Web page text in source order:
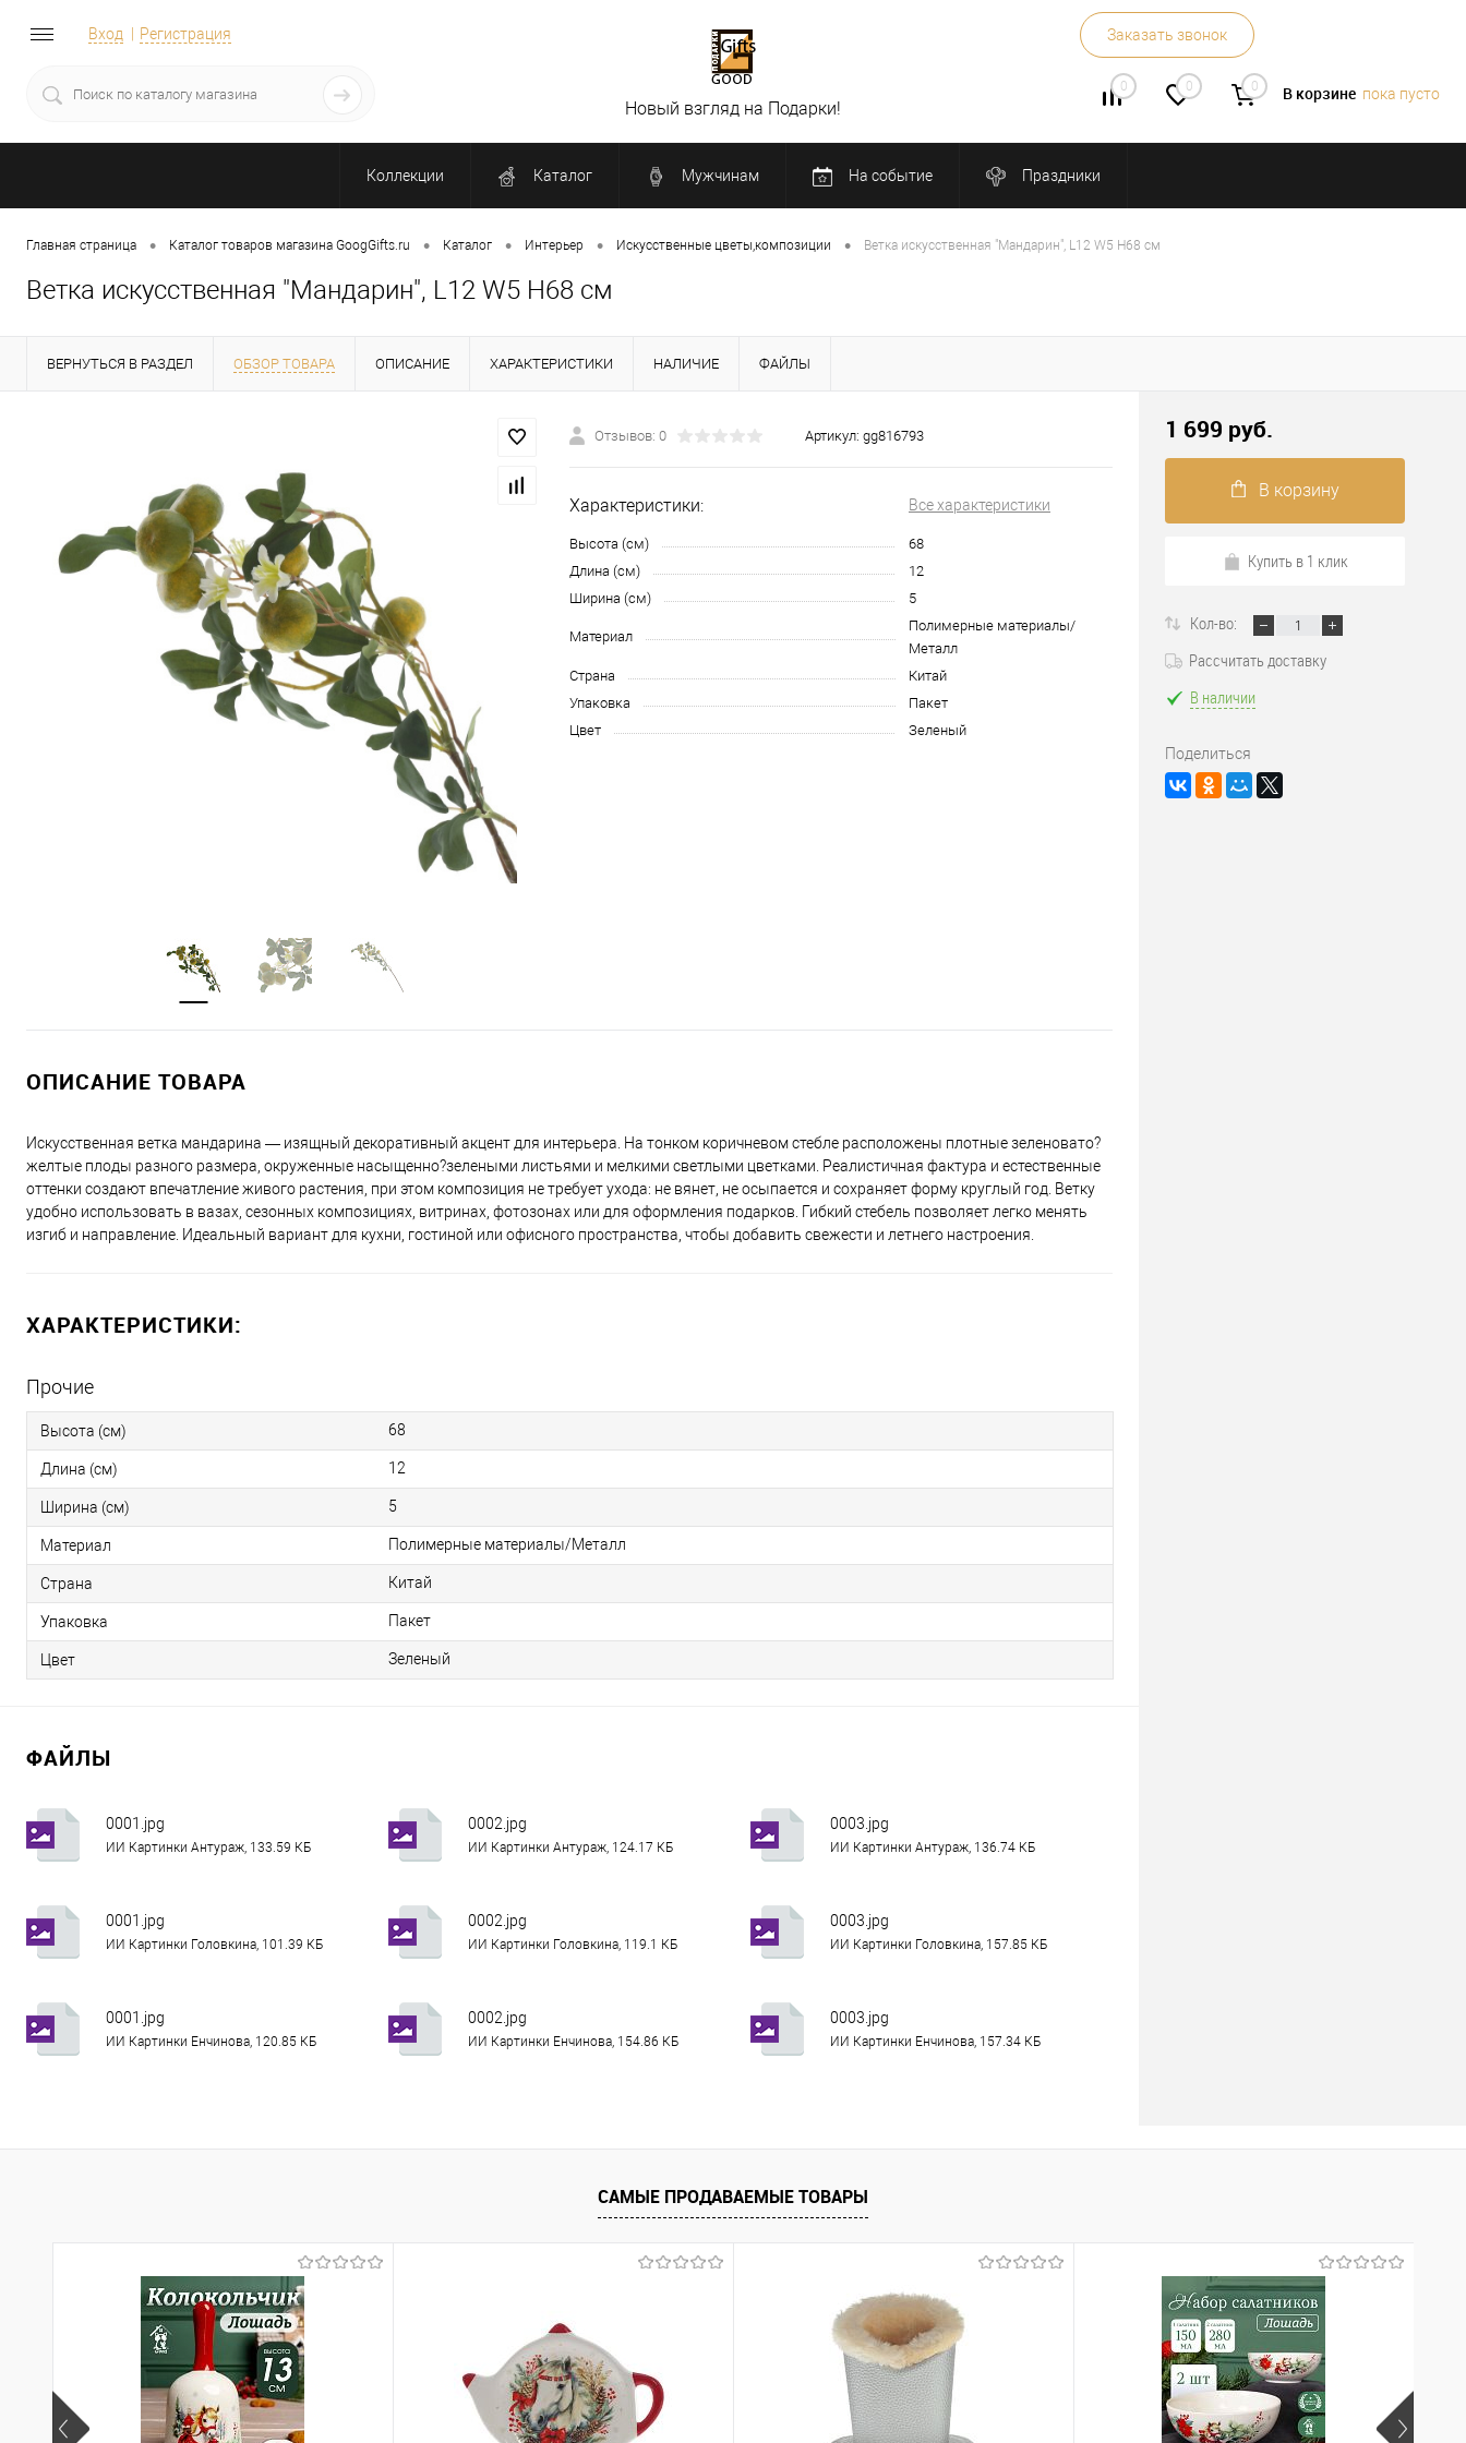
Вход Регистрация Заказать звонок
0 0 0 В корзине пока пусто
Новый взгляд на Подарки!
Коллекции Каталог Мужчинам На событие Праздники
Главная страница • Каталог товаров магазина GoogGifts.ru • Каталог • Интерьер • Искусственные цветы,композиции • Ветка искусственная "Мандарин", L12 W5 H68 см
Ветка искусственная "Мандарин", L12 W5 H68 см
ВЕРНУТЬСЯ В РАЗДЕЛ ОБЗОР ТОВАРА ОПИСАНИЕ ХАРАКТЕРИСТИКИ НАЛИЧИЕ ФАЙЛЫ
Отзывов: 0 Артикул: gg816793
Характеристики: Все характеристики
Высота (см)
68
Длина (см)
12
Ширина (см)
5
Материал
Полимерные материалы/
Металл
Страна
Китай
Упаковка
Пакет
Цвет
Зеленый
ОПИСАНИЕ ТОВАРА
Искусственная ветка мандарина — изящный декоративный акцент для интерьера. На тонком коричневом стебле расположены плотные зеленовато?
желтые плоды разного размера, окруженные насыщенно?зелеными листьями и мелкими светлыми цветками. Реалистичная фактура и естественные
оттенки создают впечатление живого растения, при этом композиция не требует ухода: не вянет, не осыпается и сохраняет форму круглый год. Ветку
удобно использовать в вазах, сезонных композициях, витринах, фотозонах или для оформления подарков. Гибкий стебель позволяет легко менять
изгиб и направление. Идеальный вариант для кухни, гостиной или офисного пространства, чтобы добавить свежести и летнего настроения.
ХАРАКТЕРИСТИКИ:
Прочие
Высота (см) 68
Длина (см) 12
Ширина (см) 5
Материал Полимерные материалы/Металл
Страна Китай
Упаковка Пакет
Цвет Зеленый
ФАЙЛЫ
0001.jpg
ИИ Картинки Антураж, 133.59 КБ
0002.jpg
ИИ Картинки Антураж, 124.17 КБ
0003.jpg
ИИ Картинки Антураж, 136.74 КБ
0001.jpg
ИИ Картинки Головкина, 101.39 КБ
0002.jpg
ИИ Картинки Головкина, 119.1 КБ
0003.jpg
ИИ Картинки Головкина, 157.85 КБ
0001.jpg
ИИ Картинки Енчинова, 120.85 КБ
0002.jpg
ИИ Картинки Енчинова, 154.86 КБ
0003.jpg
ИИ Картинки Енчинова, 157.34 КБ
1 699 руб.
В корзину
Купить в 1 клик
Кол-во:
Рассчитать доставку
В наличии
Поделиться
САМЫЕ ПРОДАВАЕМЫЕ ТОВАРЫ